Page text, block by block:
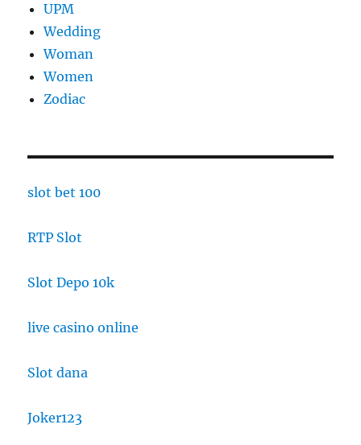
UPM
Wedding
Woman
Women
Zodiac
slot bet 100
RTP Slot
Slot Depo 10k
live casino online
Slot dana
Joker123